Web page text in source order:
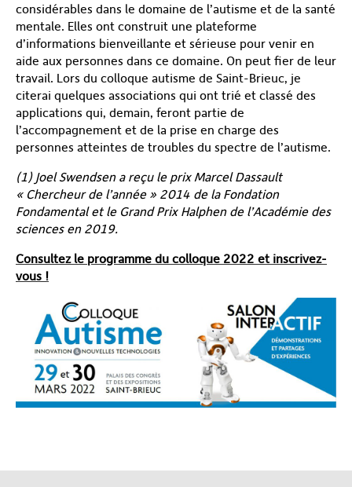
considérables dans le domaine de l’autisme et de la santé
mentale. Elles ont construit une plateforme
d’informations bienveillante et sérieuse pour venir en
aide aux personnes dans ce domaine. On peut fier de leur
travail. Lors du colloque autisme de Saint-Brieuc, je
citerai quelques associations qui ont trié et classé des
applications qui, demain, feront partie de
l’accompagnement et de la prise en charge des
personnes atteintes de troubles du spectre de l’autisme.
(1) Joel Swendsen a reçu le prix Marcel Dassault
« Chercheur de l’année » 2014 de la Fondation
Fondamental et le Grand Prix Halphen de l’Académie des
sciences en 2019.
Consultez le programme du colloque 2022 et inscrivez-
vous !